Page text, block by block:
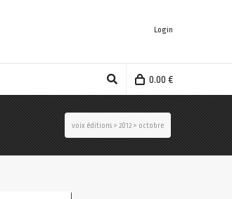
Login
0.00 €
voix éditions > 2012 > octobre